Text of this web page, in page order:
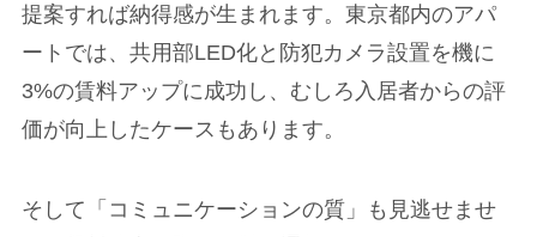
提案すれば納得感が生まれます。東京都内のアパ
ートでは、共用部LED化と防犯カメラ設置を機に
3%の賃料アップに成功し、むしろ入居者からの評
価が向上したケースもあります。
そして「コミュニケーションの質」も見逃せませ